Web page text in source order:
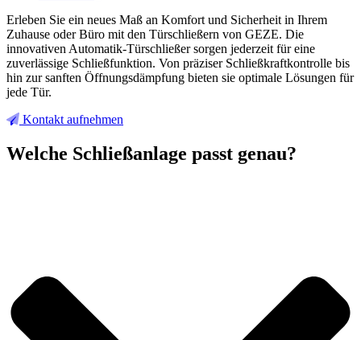
Erleben Sie ein neues Maß an Komfort und Sicherheit in Ihrem
Zuhause oder Büro mit den Türschließern von GEZE. Die
innovativen Automatik-Türschließer sorgen jederzeit für eine
zuverlässige Schließfunktion. Von präziser Schließkraftkontrolle bis
hin zur sanften Öffnungsdämpfung bieten sie optimale Lösungen für
jede Tür.
Kontakt aufnehmen
Welche Schließanlage passt genau?